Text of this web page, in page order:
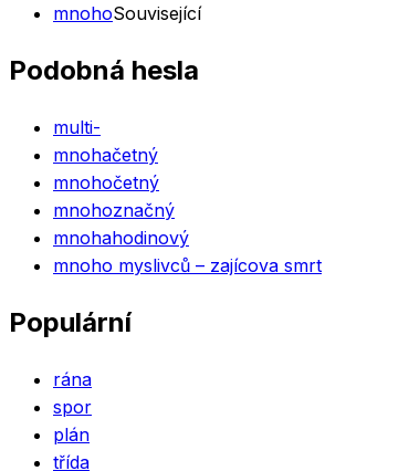
mnohoSouvisející
Podobná hesla
multi-
mnohačetný
mnohočetný
mnohoznačný
mnohahodinový
mnoho myslivců – zajícova smrt
Populární
rána
spor
plán
třída